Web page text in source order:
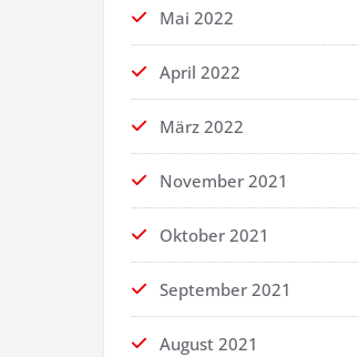
Mai 2022
April 2022
März 2022
November 2021
Oktober 2021
September 2021
August 2021